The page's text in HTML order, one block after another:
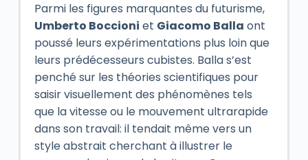
Parmi les figures marquantes du futurisme,
Umberto Boccioni et Giacomo Balla ont
poussé leurs expérimentations plus loin que
leurs prédécesseurs cubistes. Balla s’est
penché sur les théories scientifiques pour
saisir visuellement des phénomènes tels
que la vitesse ou le mouvement ultrarapide
dans son travail: il tendait même vers un
style abstrait cherchant à illustrer le